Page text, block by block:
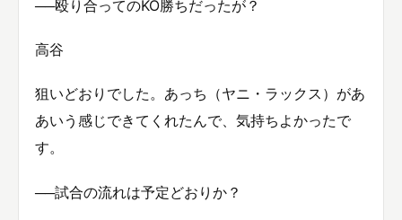
──殴り合ってのKO勝ちだったが？
高谷
狙いどおりでした。あっち（ヤニ・ラックス）があ
あいう感じできてくれたんで、気持ちよかったで
す。
──試合の流れは予定どおりか？